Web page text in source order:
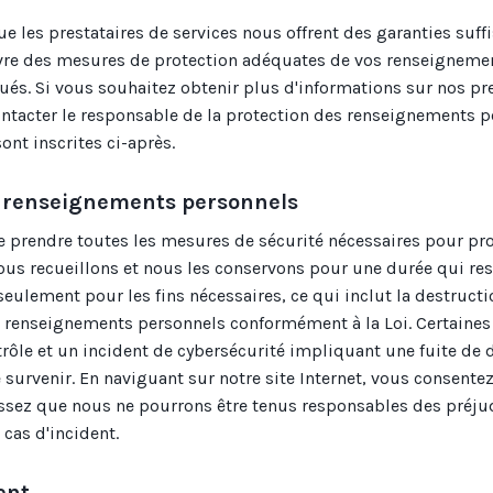
les prestataires de services nous offrent des garanties
des mesures de protection adéquates de vos
Si vous souhaitez obtenir plus d'informations sur nos
le responsable de la protection des renseignements
inscrites ci-après.
personnels
prendre toutes les mesures de sécurité nécessaires pour
recueillons et nous les conservons pour une durée qui
pour les fins nécessaires, ce qui inclut la
personnels conformément à la Loi.
et un incident de cybersécurité impliquant une fuite de
En naviguant sur notre site Internet, vous
que nous ne pourrons être tenus responsables des
d'incident.